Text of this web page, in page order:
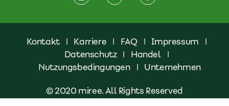
Kontakt | Karriere | FAQ | Impressum
|
Datenschutz | Handel
|
Nutzungsbedingungen
| Unternehmen
© 2020 miree. All Rights Reserved